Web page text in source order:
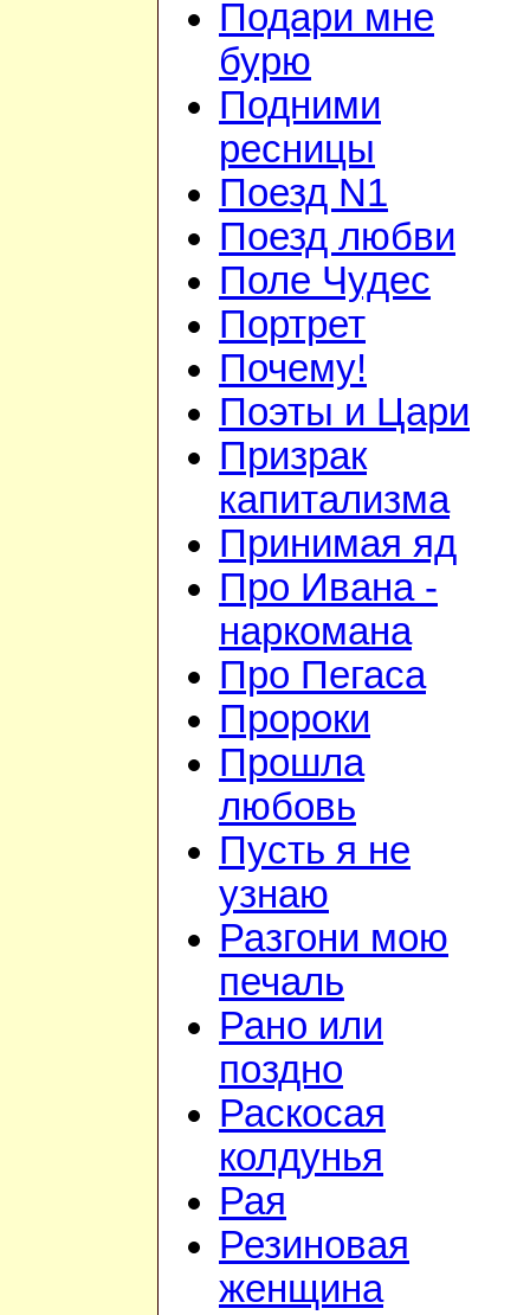
Подари мне
бурю
Подними
ресницы
Поезд N1
Поезд любви
Поле Чудес
Портрет
Почему!
Поэты и Цари
Призрак
капитализма
Принимая яд
Про Ивана -
наркомана
Про Пегаса
Пророки
Прошла
любовь
Пусть я не
узнаю
Разгони мою
печаль
Рано или
поздно
Раскосая
колдунья
Рая
Резиновая
женщина